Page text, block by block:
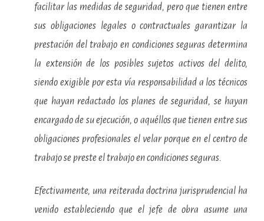
facilitar las medidas de seguridad, pero que tienen entre
sus obligaciones legales o contractuales garantizar la
prestación del trabajo en condiciones seguras determina
la extensión de los posibles sujetos activos del delito,
siendo exigible por esta vía responsabilidad a los técnicos
que hayan redactado los planes de seguridad, se hayan
encargado de su ejecución, o aquéllos que tienen entre sus
obligaciones profesionales el velar porque en el centro de
trabajo se preste el trabajo en condiciones seguras.
Efectivamente, una reiterada doctrina jurisprudencial ha
venido estableciendo que el jefe de obra asume una